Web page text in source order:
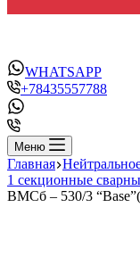
WHATSAPP
+78435557788
Меню
Главная
1 секционные
ВМСб – 530/3